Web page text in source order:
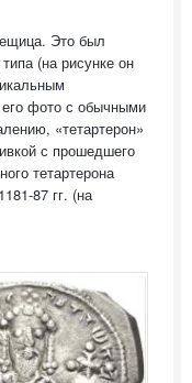
Это был
(на рисунке он
его фото с обычными
«тетартерон»
с прошедшего
тетартерона
87 гг. (на